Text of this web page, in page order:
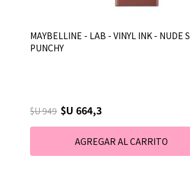
MAYBELLINE - LAB - VINYL INK - NUDE
PUNCHY
$U 949 $U 664,3